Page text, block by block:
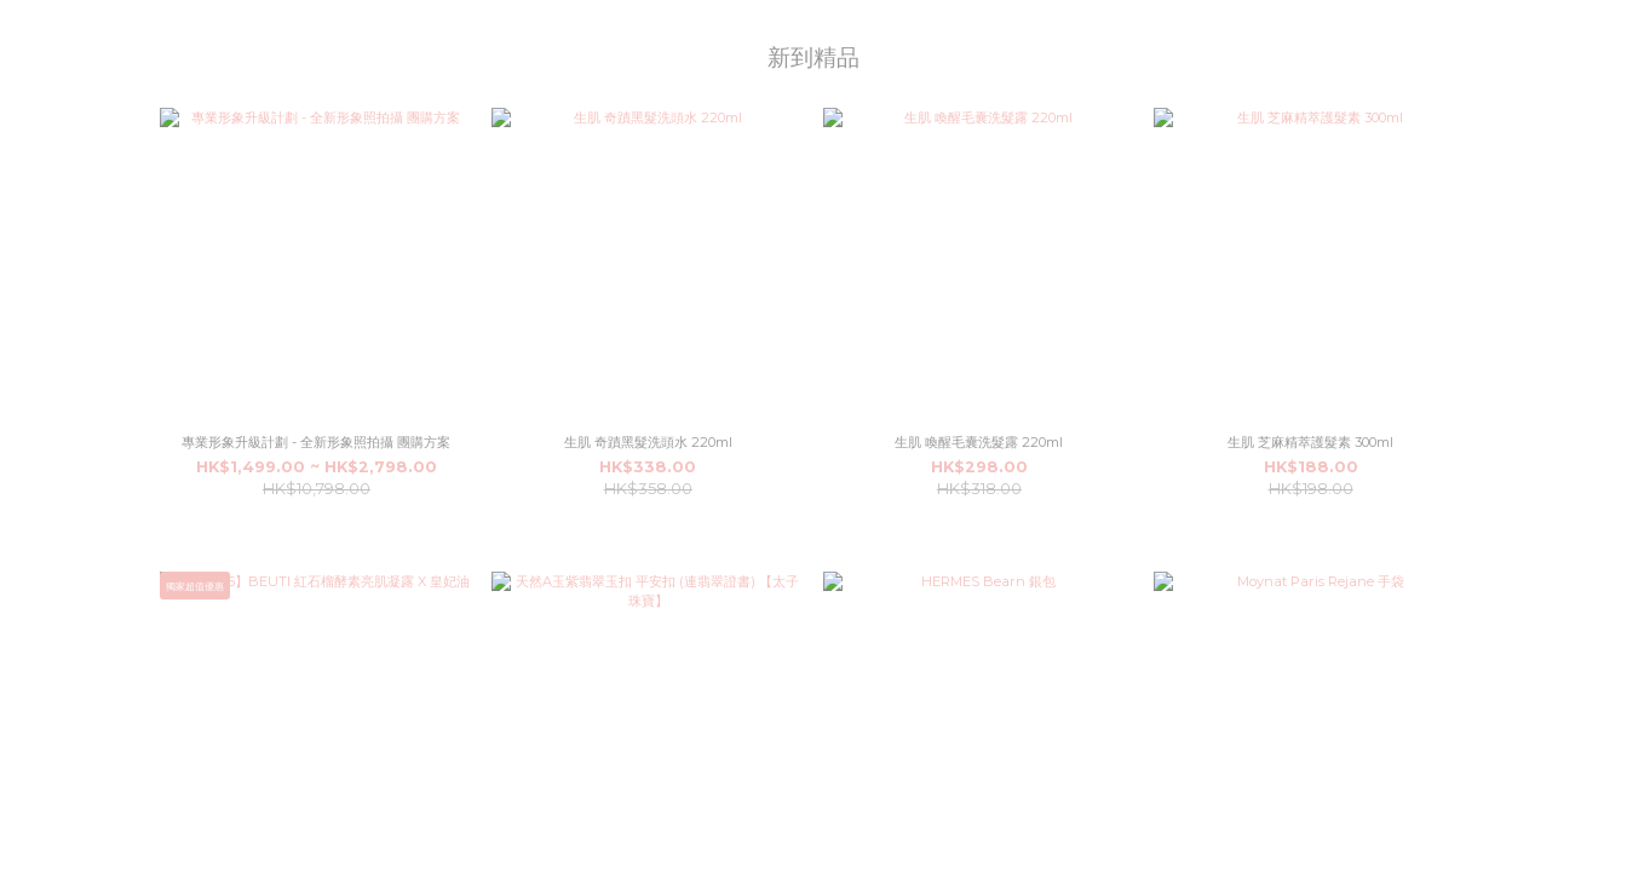
新到精品
專業形象升級計劃 - 全新形象照拍攝 團購方案
HK$1,499.00 ~ HK$2,798.00
HK$10,798.00
生肌 奇蹟黑髮洗頭水 220ml
HK$338.00
HK$358.00
生肌 喚醒毛囊洗髮露 220ml
HK$298.00
HK$318.00
生肌 芝麻精萃護髮素 300ml
HK$188.00
HK$198.00
獨家超值優惠